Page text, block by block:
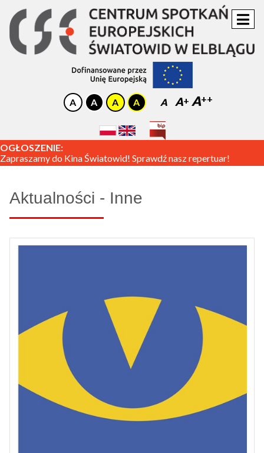
A A A
OGŁOSZENIE:
Zapraszamy do Kina Światowid! Sprawdź nasz repertuar!
Aktualności - Inne